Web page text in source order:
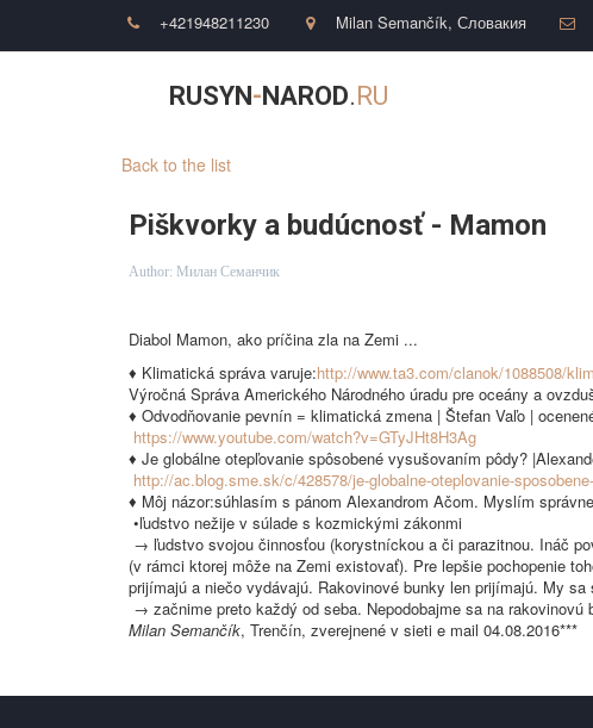
+421948211230 Milan Semančík, Словакия
RUSYN-NAROD.RU
Back to the list
Piškvorky a budúcnosť - Mamon
Author: Милан Семанчик
Diabol Mamon, ako príčina zla na Zemi ...
♦ Klimatická správa varuje:http://www.ta3.com/clanok/1088508/
Výročná Správa Amerického Národného úradu pre oceány a
♦ Odvodňovanie pevnín = klimatická zmena | Štefan Vaľo |
https://www.youtube.com/watch?v=GTyJHt8H3Ag
♦ Je globálne otepľovanie spôsobené vysušovaním pôdy?
http://ac.blog.sme.sk/c/428578/je-globalne-oteplovanie-
♦ Môj názor:súhlasím s pánom Alexandrom Ačom. Myslím
•ľudstvo nežije v súlade s kozmickými zákonmi
→ ľudstvo svojou činnosťou (korystníckou a či parazitnou. Ináč
(v rámci ktorej môže na Zemi existovať). Pre lepšie pochopenie
prijímajú a niečo vydávajú. Rakovinové bunky len prijímajú. My
→ začnime preto každý od seba. Nepodobajme sa na rakovinovú
Milan Semančík, Trenčín, zverejnené v sieti e mail 04.08.2016***